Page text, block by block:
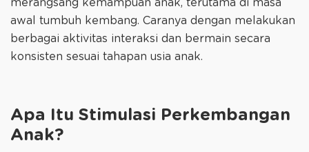
merangsang kemampuan anak, terutama di masa
awal tumbuh kembang. Caranya dengan melakukan
berbagai aktivitas interaksi dan bermain secara
konsisten sesuai tahapan usia anak.
Apa Itu Stimulasi Perkembangan
Anak?